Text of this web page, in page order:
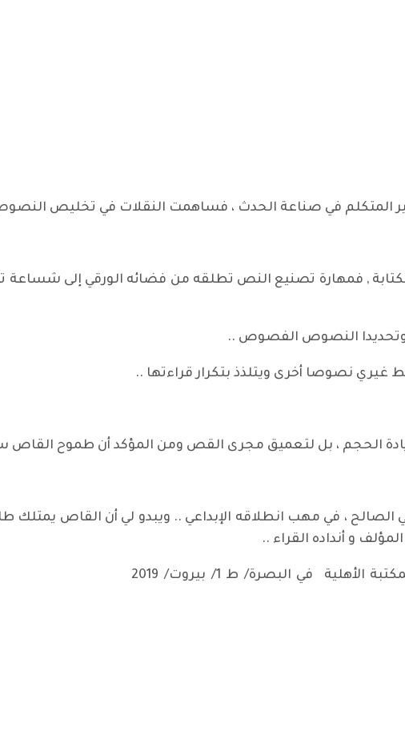
المتكلم في صناعة الحدث ، فساهمت النقلات في تخليص النصوص
, فمهارة تصنيع النص تطلقه من فضائه الورقي إلى شساعة
النصوص الفصوص ..
غيري نصوصا أخرى ويتلذذ بتكرار قراءتها ..
الحجم ، بل لتعميق مجرى القص ومن المؤكد أن طموح القاص
، في مهب انطلاقه الإبداعي .. ويبدو لي أن القاص يمتلك
و أنداده القراء ..